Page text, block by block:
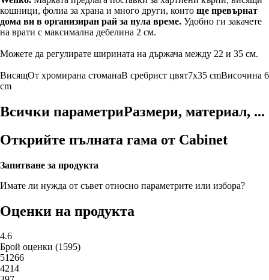
кошници, фолиа за храна и много други, които ще превърнат
дома ви в организиран рай за нула време. Удобно ги закачете
на врати с максимална дебелина 2 см.
Можете да регулирате ширината на държача между 22 и 35 см.
ВисящОт хромирана стоманаВ сребрист цвят7x35 cmВисочина 6
cm
Всички параметриРазмери, материал, ...
Открийте пълната гама от Cabinet
Запитване за продукта
Имате ли нужда от съвет относно параметрите или избора?
Оценки на продукта
4.6
Брой оценки (1595)
51266
4214